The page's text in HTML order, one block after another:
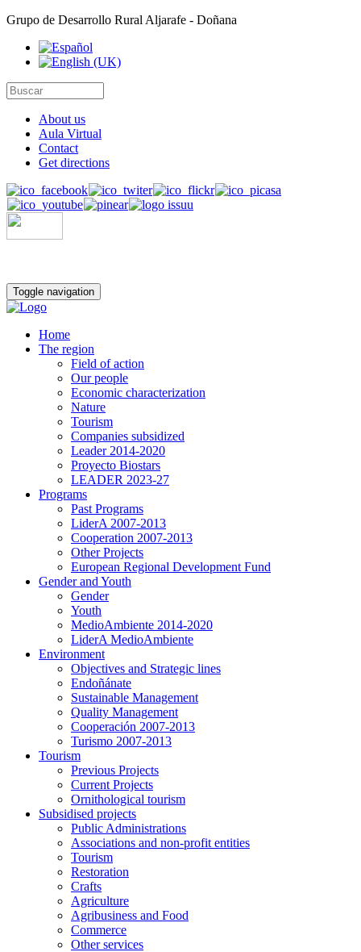
Grupo de Desarrollo Rural Aljarafe - Doñana
About us
Aula Virtual
Contact
Get directions
Toggle navigation
Home
The region
Field of action
Our people
Economic characterization
Nature
Tourism
Companies subsidized
Leader 2014-2020
Proyecto Biostars
LEADER 2023-27
Programs
Past Programs
LiderA 2007-2013
Cooperation 2007-2013
Other Projects
European Regional Development Fund
Gender and Youth
Gender
Youth
MedioAmbiente 2014-2020
LiderA MedioAmbiente
Environment
Objectives and Strategic lines
Endoñánate
Sustainable Management
Quality Management
Cooperación 2007-2013
Turismo 2007-2013
Tourism
Previous Projects
Current Projects
Ornithological tourism
Subsidised projects
Public Administrations
Associations and non-profit entities
Tourism
Restoration
Crafts
Agriculture
Agribusiness and Food
Commerce
Other services